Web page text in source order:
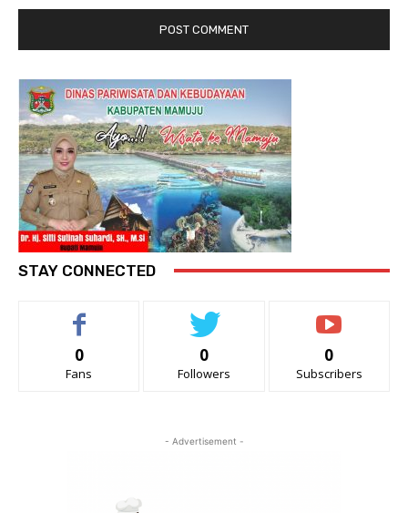
STAY CONNECTED
0
Fans
0
Followers
0
Subscribers
- Advertisement -